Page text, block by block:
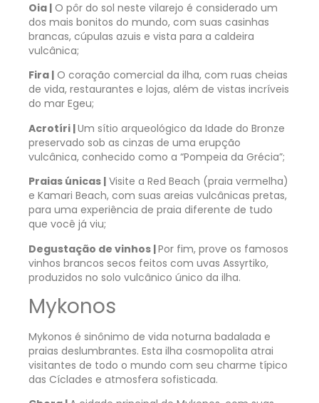
Oia | O pôr do sol neste vilarejo é considerado um
dos mais bonitos do mundo, com suas casinhas
brancas, cúpulas azuis e vista para a caldeira
vulcânica;
Fira | O coração comercial da ilha, com ruas cheias
de vida, restaurantes e lojas, além de vistas incríveis
do mar Egeu;
Acrotíri |Um sítio arqueológico da Idade do Bronze
preservado sob as cinzas de uma erupção
vulcânica, conhecido como a “Pompeia da Grécia”;
Praias únicas | Visite a Red Beach (praia vermelha)
e Kamari Beach, com suas areias vulcânicas pretas,
para uma experiência de praia diferente de tudo
que você já viu;
Degustação de vinhos |Por fim, prove os famosos
vinhos brancos secos feitos com uvas Assyrtiko,
produzidos no solo vulcânico único da ilha.
Mykonos
Mykonos é sinônimo de vida noturna badalada e
praias deslumbrantes. Esta ilha cosmopolita atrai
visitantes de todo o mundo com seu charme típico
das Cíclades e atmosfera sofisticada.